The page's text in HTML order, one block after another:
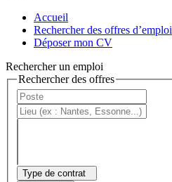
Accueil
Rechercher des offres d’emploi
Déposer mon CV
Rechercher un emploi
Rechercher des offres
Type de contrat